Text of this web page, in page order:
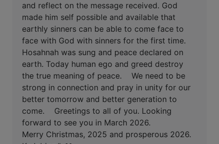
and reflect on the message received. God
made him self possible and available that
earthly sinners can be able to come face to
face with God with sinners for the first time.
Hosahnah was sung and peace declared on
earth. Today human ego and greed destroy
the true meaning of peace.
We need to be
strong in connection and pray in unity for our
better tomorrow and better generation to
come.
Greetings to all of you. Looking
forward to see you in March 2026.
Merry Christmas, 2025 and prosperous 2026.